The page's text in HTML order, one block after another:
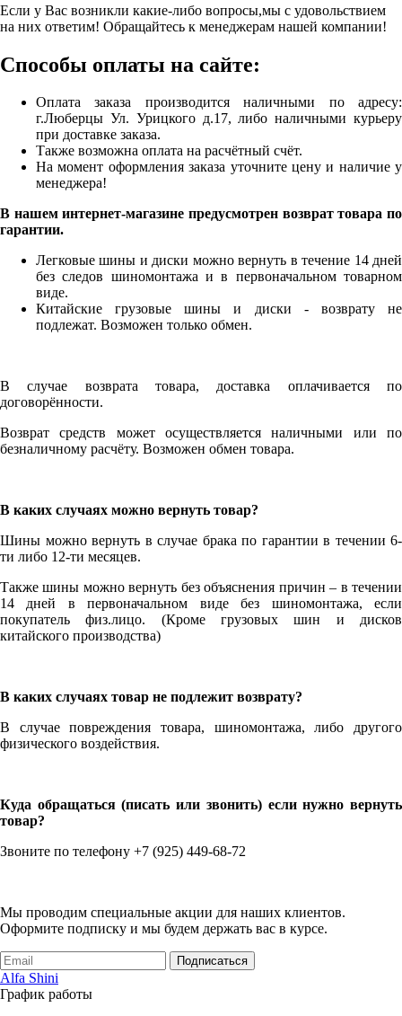
Если у Вас возникли какие-либо вопросы,мы с удовольствием
на них ответим! Обращайтесь к менеджерам нашей компании!
Способы оплаты на сайте:
Оплата заказа производится наличными по адресу:
г.Люберцы Ул. Урицкого д.17, либо наличными курьеру
при доставке заказа.
Также возможна оплата на расчётный счёт.
На момент оформления заказа уточните цену и наличие у
менеджера!
В нашем интернет-магазине предусмотрен возврат товара по
гарантии.
Легковые шины и диски можно вернуть в течение 14 дней
без следов шиномонтажа и в первоначальном товарном
виде.
Китайские грузовые шины и диски - возврату не
подлежат. Возможен только обмен.
В случае возврата товара, доставка оплачивается по
договорённости.
Возврат средств может осуществляется наличными или по
безналичному расчёту. Возможен обмен товара.
В каких случаях можно вернуть товар?
Шины можно вернуть в случае брака по гарантии в течении 6-
ти либо 12-ти месяцев.
Также шины можно вернуть без объяснения причин – в течении
14 дней в первоначальном виде без шиномонтажа, если
покупатель физ.лицо. (Кроме грузовых шин и дисков
китайского производства)
В каких случаях товар не подлежит возврату?
В случае повреждения товара, шиномонтажа, либо другого
физического воздействия.
Куда обращаться (писать или звонить) если нужно вернуть
товар?
Звоните по телефону +7 (925) 449-68-72
Мы проводим специальные акции для наших клиентов.
Оформите подписку и мы будем держать вас в курсе.
Подписаться
Alfa Shini
График работы